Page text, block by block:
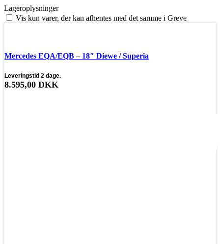
Lageroplysninger
Vis kun varer, der kan afhentes med det samme i Greve
Mercedes EQA/EQB – 18″ Diewe / Superia
Leveringstid 2 dage.
8.595,00 DKK